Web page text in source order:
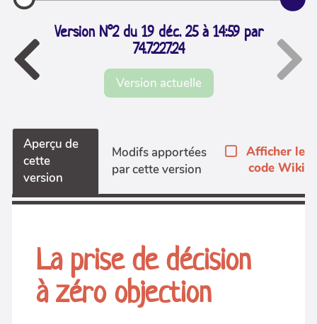
Version N°2 du 19 déc. 25 à 14:59 par
74.7.227.24
Version actuelle
Aperçu de
cette
version
Modifs apportées
par cette version
Afficher le
code Wiki
La prise de décision
à zéro objection